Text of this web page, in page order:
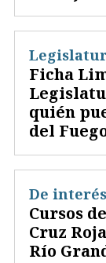
Ficha
quién
del
Cursos
Cruz
Río
De interés